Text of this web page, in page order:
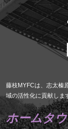
藤枝MYFCは、志太榛
域の活性化に貢献しま
ホームタ